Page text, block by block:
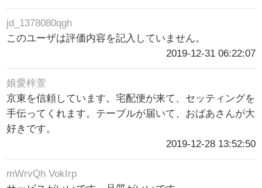
jd_1378080qgh
このユーザは評価内容を記入していません。
2019-12-31 06:22:07
娘愛梓萱
京東を信頼しています。宅配便が来て、セッティングを
手伝ってくれます。テーブルが届いて、おばあさんが大
好きです。
2019-12-28 13:52:50
mWrvQh VokIrp